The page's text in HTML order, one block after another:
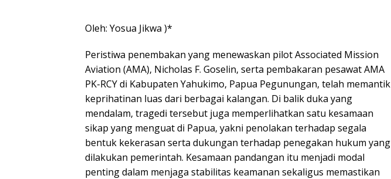
Oleh: Yosua Jikwa )*
Peristiwa penembakan yang menewaskan pilot Associated Mission
Aviation (AMA), Nicholas F. Goselin, serta pembakaran pesawat AMA
PK-RCY di Kabupaten Yahukimo, Papua Pegunungan, telah memantik
keprihatinan luas dari berbagai kalangan. Di balik duka yang
mendalam, tragedi tersebut juga memperlihatkan satu kesamaan
sikap yang menguat di Papua, yakni penolakan terhadap segala
bentuk kekerasan serta dukungan terhadap penegakan hukum yang
dilakukan pemerintah. Kesamaan pandangan itu menjadi modal
penting dalam menjaga stabilitas keamanan sekaligus memastikan